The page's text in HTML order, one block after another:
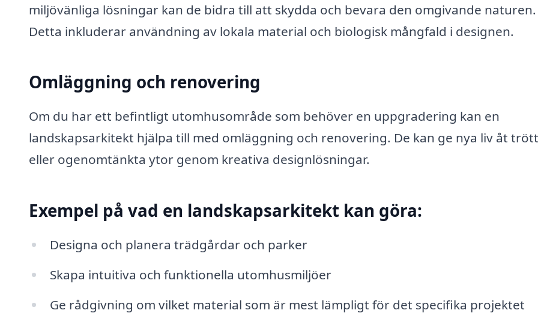
miljövänliga lösningar kan de bidra till att skydda och bevara den omgivande naturen.
Detta inkluderar användning av lokala material och biologisk mångfald i designen.
Omläggning och renovering
Om du har ett befintligt utomhusområde som behöver en uppgradering kan en
landskapsarkitekt hjälpa till med omläggning och renovering. De kan ge nya liv åt
eller ogenomtänkta ytor genom kreativa designlösningar.
Exempel på vad en landskapsarkitekt kan göra:
Designa och planera trädgårdar och parker
Skapa intuitiva och funktionella utomhusmiljöer
Ge rådgivning om vilket material som är mest lämpligt för det specifika projektet